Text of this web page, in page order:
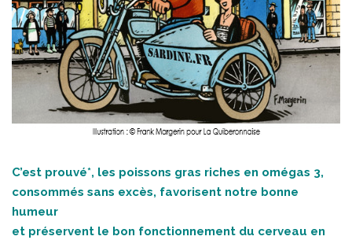
C’est prouvé*, les poissons gras riches en omégas 3,
consommés sans excès, favorisent notre bonne
humeur
et préservent le bon fonctionnement du cerveau en